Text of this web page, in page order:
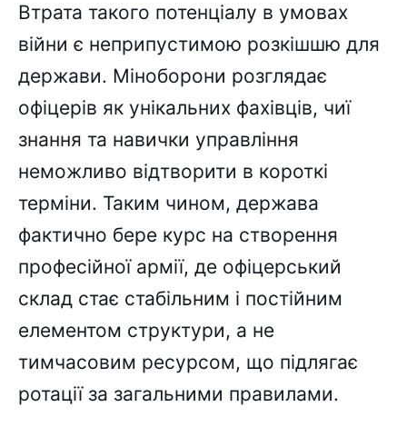
Втрата такого потенціалу в умовах
війни є неприпустимою розкішшю для
держави. Міноборони розглядає
офіцерів як унікальних фахівців, чиї
знання та навички управління
неможливо відтворити в короткі
терміни. Таким чином, держава
фактично бере курс на створення
професійної армії, де офіцерський
склад стає стабільним і постійним
елементом структури, а не
тимчасовим ресурсом, що підлягає
ротації за загальними правилами.